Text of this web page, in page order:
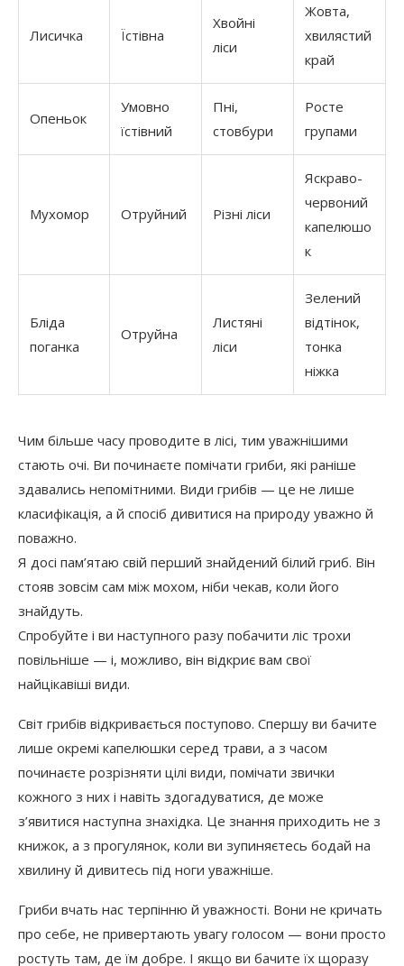
Лисичка Їстівна
Хвойні
ліси
Жовта,
хвилястий
край
Опеньок
Умовно
їстівний
Пні,
стовбури
Росте
групами
Мухомор Отруйний Різні ліси
Яскраво-
червоний
капелюшо
к
Бліда
поганка
Отруйна
Листяні
ліси
Зелений
відтінок,
тонка
ніжка
Чим більше часу проводите в лісі, тим уважнішими
стають очі. Ви починаєте помічати гриби, які раніше
здавались непомітними. Види грибів — це не лише
класифікація, а й спосіб дивитися на природу уважно й
поважно.
Я досі пам’ятаю свій перший знайдений білий гриб. Він
стояв зовсім сам між мохом, ніби чекав, коли його
знайдуть.
Спробуйте і ви наступного разу побачити ліс трохи
повільніше — і, можливо, він відкриє вам свої
найцікавіші види.
Світ грибів відкривається поступово. Спершу ви бачите
лише окремі капелюшки серед трави, а з часом
починаєте розрізняти цілі види, помічати звички
кожного з них і навіть здогадуватися, де може
з’явитися наступна знахідка. Це знання приходить не з
книжок, а з прогулянок, коли ви зупиняєтесь бодай на
хвилину й дивитесь під ноги уважніше.
Гриби вчать нас терпінню й уважності. Вони не кричать
про себе, не привертають увагу голосом — вони просто
ростуть там, де їм добре. І якщо ви бачите їх щоразу